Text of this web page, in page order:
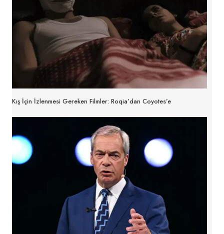
Kış İçin İzlenmesi Gereken Filmler: Roqia’dan Coyotes’e